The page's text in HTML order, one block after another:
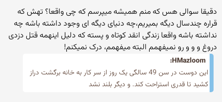
دقیقا سوالی هس که منم همیشه میپرسم که چی واقعا؟ تهش که
قراره چندسال دیگه بمیریم،چه دنیای دیگه ای وجود داشته باشه چه
نداشته باشه واقعا زندگی انقد کوتاه و پسته که دلیل اینهمه قتل دزدی
دروغ و و و رو نمیفهمم البته میفهمم، درک نمیکنم!
HMazloom:
این دوست در سن 49 سالگی یک روز از سر کار به خانه برگشت دراز
کشید تا قدری استراحت کند. و دیگر بلند نشد